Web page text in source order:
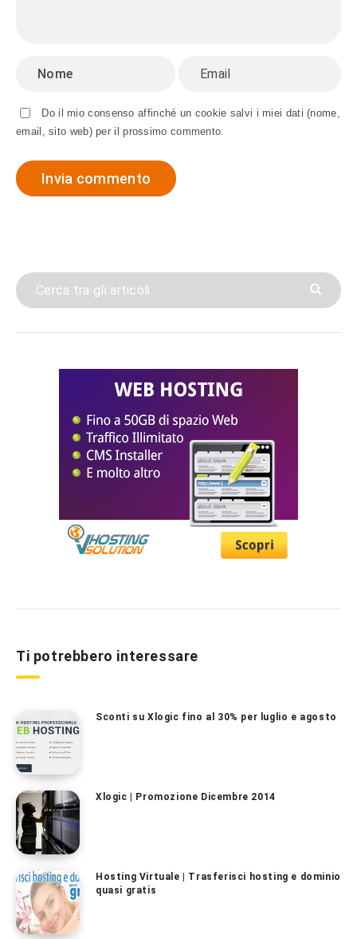
Do il mio consenso affinché un cookie salvi i miei dati (nome,
email, sito web) per il prossimo commento.
Ti potrebbero interessare
Sconti su Xlogic fino al 30% per luglio e agosto
Xlogic | Promozione Dicembre 2014
Hosting Virtuale | Trasferisci hosting e dominio
quasi gratis